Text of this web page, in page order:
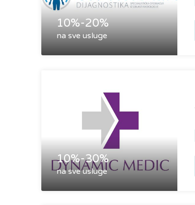
10%-20%
na sve usluge
10%-30%
na sve usluge